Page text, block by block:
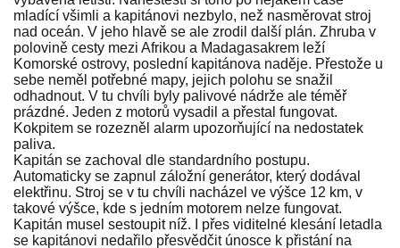
mladící všimli a kapitánovi nezbylo, než nasměrovat stroj
nad oceán. V jeho hlavě se ale zrodil další plán. Zhruba v
polovině cesty mezi Afrikou a Madagasakrem leží
Komorské ostrovy, poslední kapitánova naděje. Přestože u
sebe neměl potřebné mapy, jejich polohu se snažil
odhadnout. V tu chvíli byly palivové nádrže ale téměř
prázdné. Jeden z motorů vysadil a přestal fungovat.
Kokpitem se rozezněl alarm upozorňující na nedostatek
paliva.
Kapitán se zachoval dle standardního postupu.
Automaticky se zapnul záložní generátor, který dodával
elektřinu. Stroj se v tu chvíli nacházel ve výšce 12 km, v
takové výšce, kde s jedním motorem nelze fungovat.
Kapitán musel sestoupit níž. I přes viditelné klesání letadla
se kapitánovi nedařilo přesvědčit únosce k přistání na